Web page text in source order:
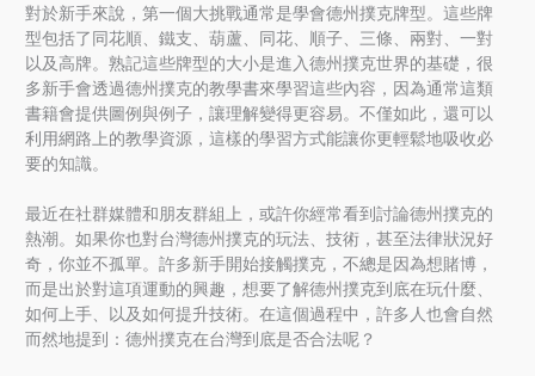
對於新手來說，第一個大挑戰通常是學會德州撲克牌型。這些牌
型包括了同花順、鐵支、葫蘆、同花、順子、三條、兩對、一對
以及高牌。熟記這些牌型的大小是進入德州撲克世界的基礎，很
多新手會透過德州撲克的教學書來學習這些內容，因為通常這類
書籍會提供圖例與例子，讓理解變得更容易。不僅如此，還可以
利用網路上的教學資源，這樣的學習方式能讓你更輕鬆地吸收必
要的知識。
最近在社群媒體和朋友群組上，或許你經常看到討論德州撲克的
熱潮。如果你也對台灣德州撲克的玩法、技術，甚至法律狀況好
奇，你並不孤單。許多新手開始接觸撲克，不總是因為想賭博，
而是出於對這項運動的興趣，想要了解德州撲克到底在玩什麼、
如何上手、以及如何提升技術。在這個過程中，許多人也會自然
而然地提到：德州撲克在台灣到底是否合法呢？